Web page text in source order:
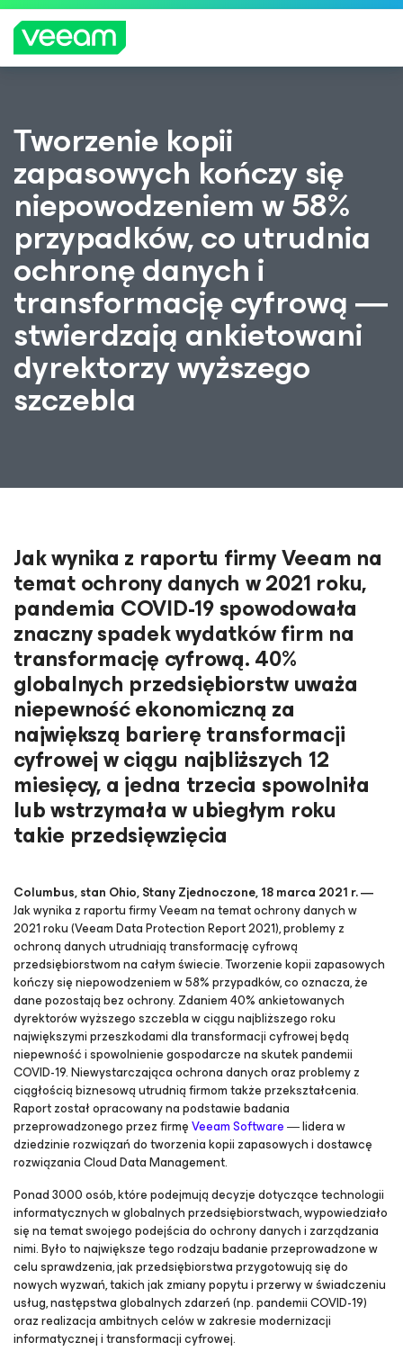
dotyczy aktualizacja treści CrowdStrike
WIĘCEJ
INFORMA
CJI
Tworzenie kopii
zapasowych kończy się
niepowodzeniem w 58%
przypadków, co utrudnia
ochronę danych i
transformację cyfrową ―
stwierdzają ankietowani
dyrektorzy wyższego
szczebla
Jak wynika z raportu firmy Veeam na
temat ochrony danych w 2021 roku,
pandemia COVID-19 spowodowała
znaczny spadek wydatków firm na
transformację cyfrową. 40%
globalnych przedsiębiorstw uważa
niepewność ekonomiczną za
największą barierę transformacji
cyfrowej w ciągu najbliższych 12
miesięcy, a jedna trzecia spowolniła
lub wstrzymała w ubiegłym roku
takie przedsięwzięcia
Columbus, stan Ohio, Stany Zjednoczone, 18 marca 2021 r. ―
Jak wynika z raportu firmy Veeam na temat ochrony danych w
2021 roku (Veeam Data Protection Report 2021), problemy z
ochroną danych utrudniają transformację cyfrową
przedsiębiorstwom na całym świecie. Tworzenie kopii zapasowych
kończy się niepowodzeniem w 58% przypadków, co oznacza, że
dane pozostają bez ochrony. Zdaniem 40% ankietowanych
dyrektorów wyższego szczebla w ciągu najbliższego roku
największymi przeszkodami dla transformacji cyfrowej będą
niepewność i spowolnienie gospodarcze na skutek pandemii
COVID-19. Niewystarczająca ochrona danych oraz problemy z
ciągłością biznesową utrudnią firmom także przekształcenia.
Raport został opracowany na podstawie badania
przeprowadzonego przez firmęVeeam Software― lidera w
dziedzinie rozwiązań do tworzenia kopii zapasowych i dostawcę
rozwiązania Cloud Data Management.
Ponad 3000 osób, które podejmują decyzje dotyczące technologii
informatycznych w globalnych przedsiębiorstwach, wypowiedziało
się na temat swojego podejścia do ochrony danych i zarządzania
nimi. Było to największe tego rodzaju badanie przeprowadzone w
celu sprawdzenia, jak przedsiębiorstwa przygotowują się do
nowych wyzwań, takich jak zmiany popytu i przerwy w świadczeniu
usług, następstwa globalnych zdarzeń (np. pandemii COVID-19)
oraz realizacja ambitnych celów w zakresie modernizacji
informatycznej i transformacji cyfrowej.